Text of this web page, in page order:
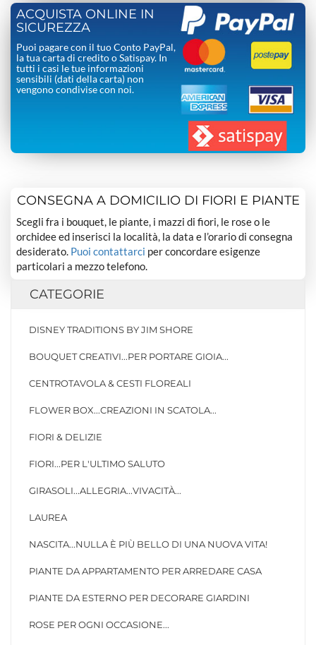
ACQUISTA ONLINE IN
SICUREZZA
Puoi pagare con il tuo Conto PayPal,
la tua carta di credito o Satispay. In
tutti i casi le tue informazioni
sensibili (dati della carta) non
vengono condivise con noi.
CONSEGNA A DOMICILIO DI FIORI E PIANTE
Scegli fra i bouquet, le piante, i mazzi di fiori, le rose o le
orchidee ed inserisci la località, la data e l’orario di consegna
desiderato. Puoi contattarci per concordare esigenze
particolari a mezzo telefono.
CATEGORIE
DISNEY TRADITIONS BY JIM SHORE
BOUQUET CREATIVI...PER PORTARE GIOIA...
CENTROTAVOLA & CESTI FLOREALI
FLOWER BOX...CREAZIONI IN SCATOLA...
FIORI & DELIZIE
FIORI...PER L'ULTIMO SALUTO
GIRASOLI...ALLEGRIA...VIVACITÀ...
LAUREA
NASCITA...NULLA È PIÙ BELLO DI UNA NUOVA VITA!
PIANTE DA APPARTAMENTO PER ARREDARE CASA
PIANTE DA ESTERNO PER DECORARE GIARDINI
ROSE PER OGNI OCCASIONE...